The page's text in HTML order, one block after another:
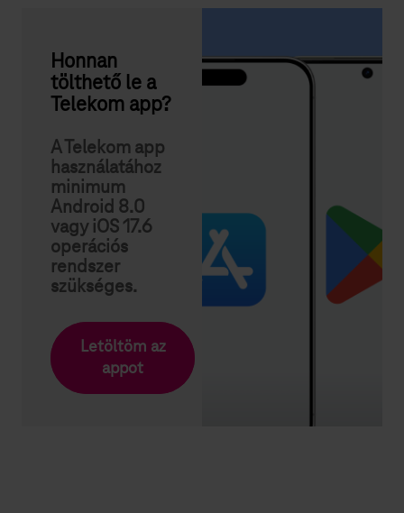
Honnan
tölthető le a
Telekom app?
A Telekom app
használatához
minimum
Android 8.0
vagy iOS 17.6
operációs
rendszer
szükséges.
Letöltöm az
appot